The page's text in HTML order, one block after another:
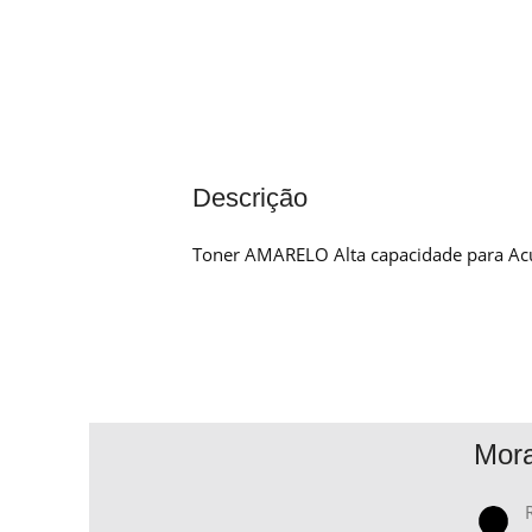
Descrição
Toner AMARELO Alta capacidade para